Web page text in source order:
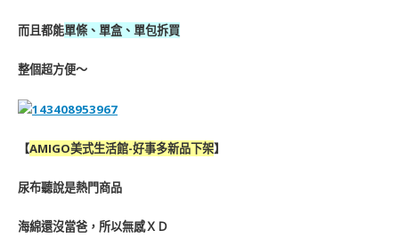
而且都能單條、單盒、單包拆買
整個超方便～
【AMIGO美式生活館-好事多新品下架】
尿布聽說是熱門商品
海綿還沒當爸，所以無感ＸＤ